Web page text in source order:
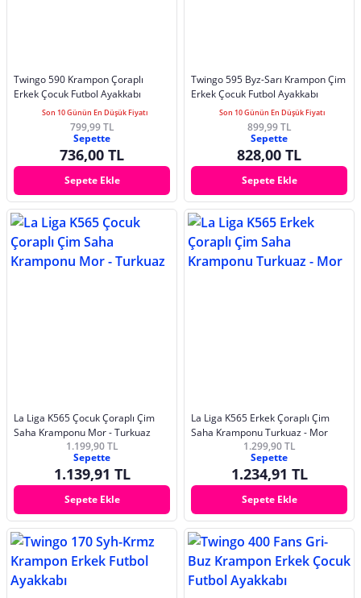
Twingo 590 Krampon Çoraplı
Erkek Çocuk Futbol Ayakkabı
Son 10 Günün En Düşük Fiyatı
799,99 TL
Sepette
736,00 TL
Sepete Ekle
Twingo 595 Byz-Sarı Krampon Çim
Erkek Çocuk Futbol Ayakkabı
Son 10 Günün En Düşük Fiyatı
899,99 TL
Sepette
828,00 TL
Sepete Ekle
La Liga K565 Çocuk Çoraplı Çim
Saha Kramponu Mor - Turkuaz
1.199,90 TL
Sepette
1.139,91 TL
Sepete Ekle
La Liga K565 Erkek Çoraplı Çim
Saha Kramponu Turkuaz - Mor
1.299,90 TL
Sepette
1.234,91 TL
Sepete Ekle